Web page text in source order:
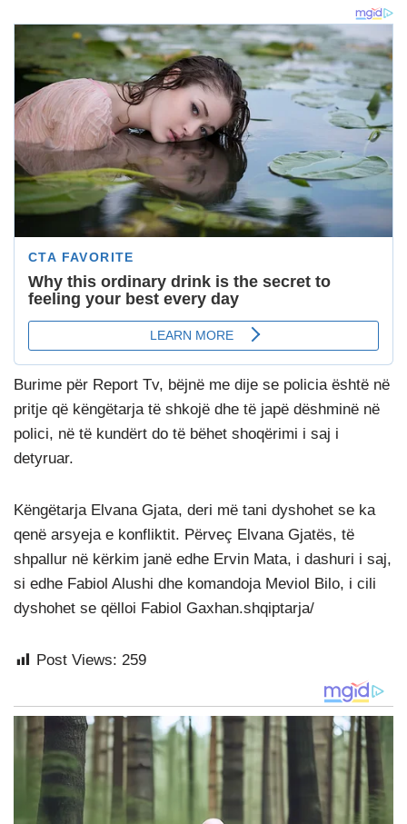
Burime për Report Tv, bëjnë me dije se policia është në
pritje që këngëtarja të shkojë dhe të japë dëshminë në
polici, në të kundërt do të bëhet shoqërimi i saj i
detyruar.
Këngëtarja Elvana Gjata, deri më tani dyshohet se ka
qenë arsyeja e konfliktit. Përveç Elvana Gjatës, të
shpallur në kërkim janë edhe Ervin Mata, i dashuri i saj,
si edhe Fabiol Alushi dhe komandoja Meviol Bilo, i cili
dyshohet se qëlloi Fabiol Gaxhan.shqiptarja/
Post Views: 259